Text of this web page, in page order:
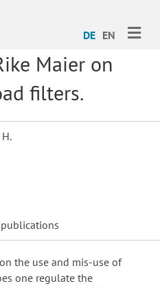
DE EN
Maier on
filters.
the use and mis-use of
one regulate the